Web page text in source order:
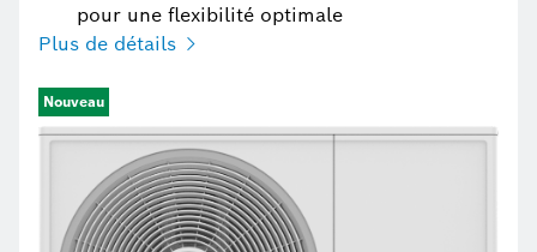
pour une flexibilité optimale
Plus de détails
Nouveau